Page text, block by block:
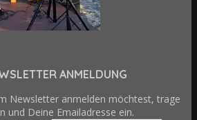
ANMELDUNG
Newsletter anmelden möchtest, trage
und Deine Emailadresse ein.